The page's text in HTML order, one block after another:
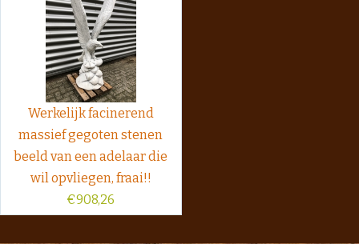
Werkelijk facinerend
massief gegoten stenen
beeld van een adelaar die
wil opvliegen, fraai!!
€908,26